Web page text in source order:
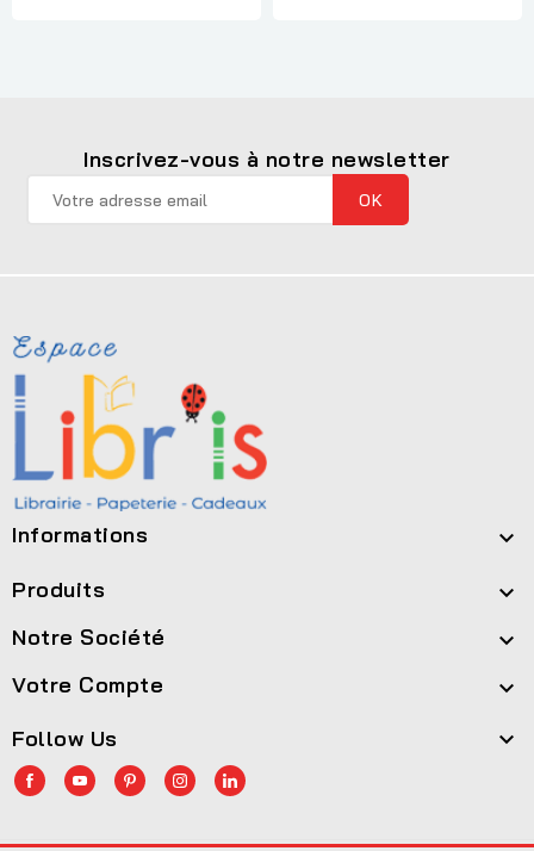
Inscrivez-vous à notre newsletter
Informations 
Produits 
Notre Société 
Votre Compte 
Follow Us 